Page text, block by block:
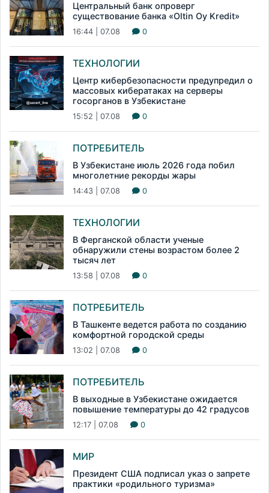
Центральный банк опроверг
существование банка «Oltin Oy Kredit»
16:44 | 07.08 0
ТЕХНОЛОГИИ
Центр кибербезопасности предупредил о
массовых кибератаках на серверы
госорганов в Узбекистане
15:52 | 07.08 0
ПОТРЕБИТЕЛЬ
В Узбекистане июль 2026 года побил
многолетние рекорды жары
14:43 | 07.08 0
ТЕХНОЛОГИИ
В Ферганской области ученые
обнаружили стены возрастом более 2
тысяч лет
13:58 | 07.08 0
ПОТРЕБИТЕЛЬ
В Ташкенте ведется работа по созданию
комфортной городской среды
13:02 | 07.08 0
ПОТРЕБИТЕЛЬ
В выходные в Узбекистане ожидается
повышение температуры до 42 градусов
12:17 | 07.08 0
МИР
Президент США подписал указ о запрете
практики «родильного туризма»